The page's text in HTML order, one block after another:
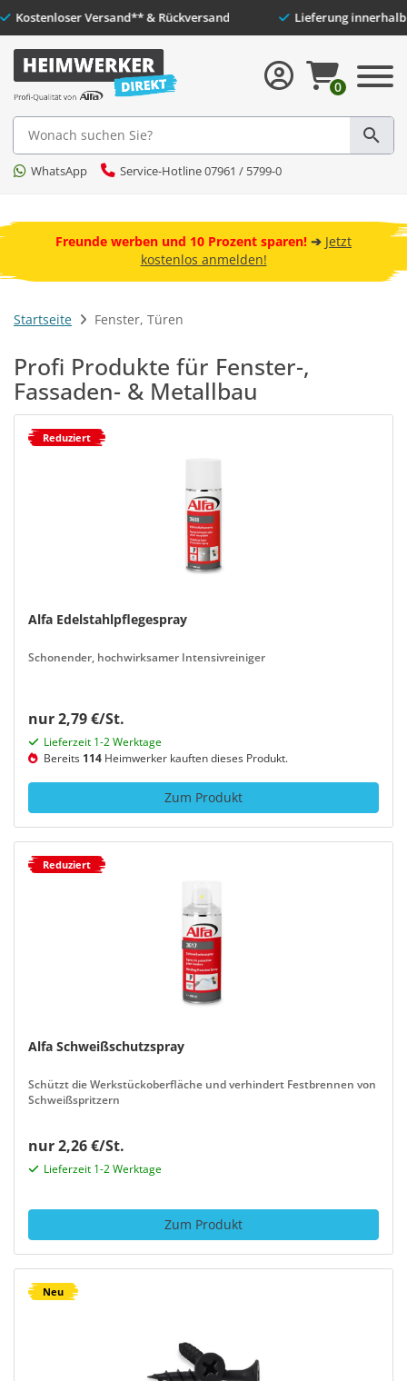
Kostenloser Versand** & Rückversand
Suche
WhatsApp Service-Hotline 07961 / 5799-0
0
Freunde werben und 10 Prozent sparen! ➔ Jetzt
kostenlos anmelden!
Startseite Fenster, Türen
Profi Produkte für Fenster-,
Fassaden- & Metallbau
Reduziert
Alfa Edelstahlpflegespray
Schonender, hochwirksamer Intensivreiniger
nur 2,79 €/St.
Lieferzeit 1-2 Werktage
Bereits 114 Heimwerker kauften dieses Produkt.
Zum Produkt
Reduziert
Alfa Schweißschutzspray
Schützt die Werkstückoberfläche und verhindert Festbrennen von
Schweißspritzern
nur 2,26 €/St.
Lieferzeit 1-2 Werktage
Zum Produkt
Neu